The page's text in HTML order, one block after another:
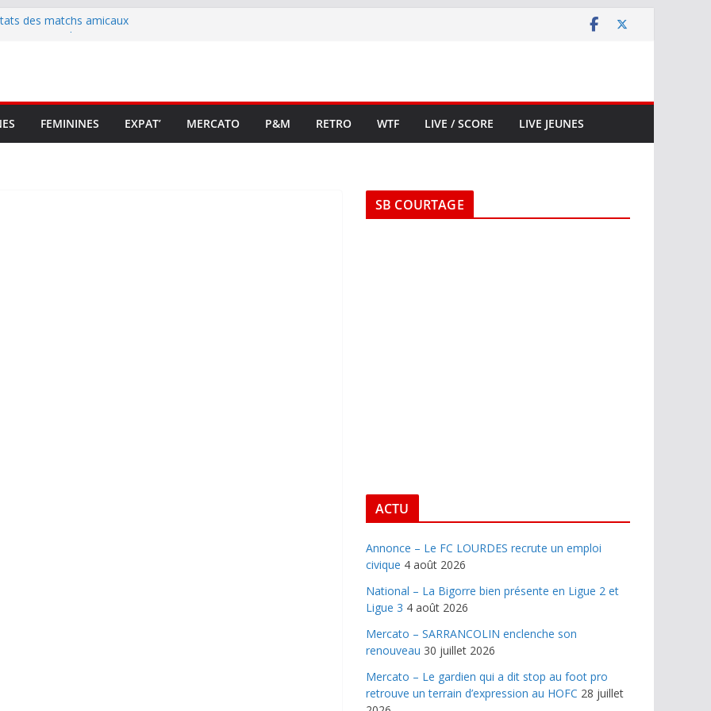
des matchs amicaux
FEMININES EXPAT’ MERCATO P&M RETRO WTF LIVE / SCORE LIVE JEUNES
SB COURTAGE
ACTU
Annonce – Le FC LOURDES recrute un emploi
civique 4 août 2026
National – La Bigorre bien présente en Ligue 2 et
Ligue 3 4 août 2026
Mercato – SARRANCOLIN enclenche son
renouveau 30 juillet 2026
Mercato – Le gardien qui a dit stop au foot pro
retrouve un terrain d’expression au HOFC 28 juillet